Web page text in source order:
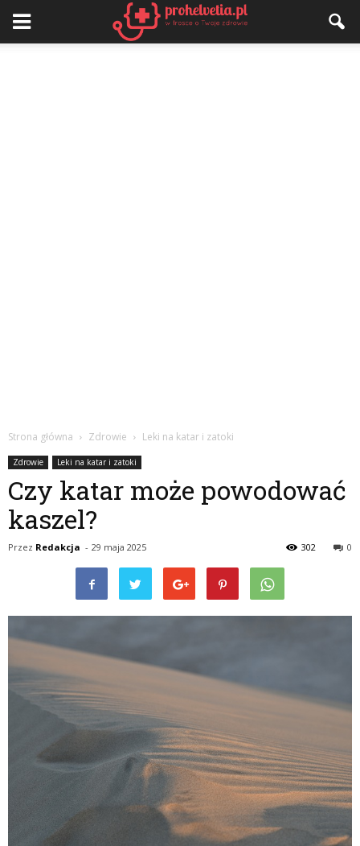
Strona główna Zdrowie Leki na katar i zatoki
Zdrowie Leki na katar i zatoki
Czy katar może powodować
kaszel?
Przez Redakcja - 29 maja 2025 0
302